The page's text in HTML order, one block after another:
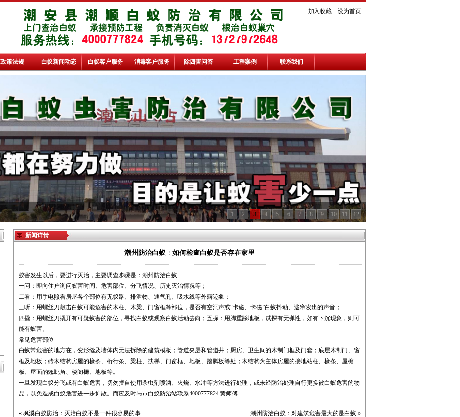
加入收藏 设为首页
政策法规 白蚁新闻动态 白蚁客户服务 消毒客户服务 除四害问答 工程案例 联系我们
1 2 3 4 5 6 7 8 9 10 11 12
新闻详情
潮州防治白蚁：如何检查白蚁是否存在家里
蚁害发生以后，要进行灭治，主要调查步骤是： 潮州防治白蚁
一问：即向住户询问蚁害时间、危害部位、分飞情况、历史灭治情况等；
二看：用手电照看房屋各个部位有无蚁路、排泄物、通气孔、吸水线等外露迹象；
三听：用螺丝刀敲击白蚁可能危害的木柱、木梁、门窗框等部位，是否有空洞声或“卡磁、卡磁”白蚁抖动、逃窜发出的声音；
四撬：用螺丝刀撬开有可疑蚁害的部位，寻找白蚁或观察白蚁活动去向；五探：用脚重踩地板，试探有无弹性，如有下沉现象，则可
能有蚁害。
常见危害部位
白蚁常危害的地方在，变形缝及墙体内无法拆除的建筑模板；管道夹层和管道井；厨房、卫生间的木制门框及门套；底层木制门、窗
框及地板；砖木结构房屋的椽条、桁行条、梁柱、扶梯、门窗框、地板、踏脚板等处；木结构为主体房屋的接地站柱、椽条、屋檐
板、屋面的翘眺角、楼阁栅、地板等。
一旦发现白蚁分飞或有白蚁危害，切勿擅自使用杀虫剂喷洒、火烧、水冲等方法进行处理，或未经防治处理自行更换被白蚁危害的物
品，以免造成白蚁危害进一步扩散。而应及时与市白蚁防治站联系4000777824 黄师傅
« 枫溪白蚁防治：灭治白蚁不是一件很容易的事 潮州防治白蚁：对建筑危害最大的是白蚁 »